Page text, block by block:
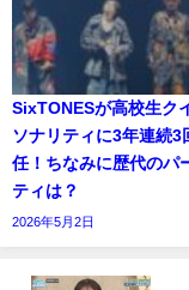
SixTONESが高校生ク
ソナリティに3年連続3
任！ちなみに歴代のパ
ティは？
2026年5月2日